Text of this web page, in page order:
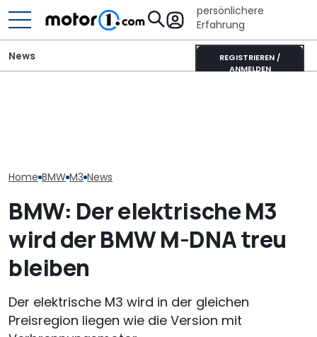
persönlichere
Erfahrung
REGISTRIEREN /
ANMELDEN
News
Home BMW M3 News
BMW: Der elektrische M3
wird der BMW M-DNA treu
bleiben
Der elektrische M3 wird in der gleichen
Preisregion liegen wie die Version mit